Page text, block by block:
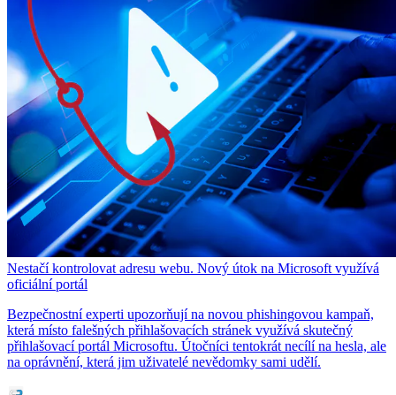
Nestačí kontrolovat adresu webu. Nový útok na Microsoft využívá
oficiální portál
Bezpečnostní experti upozorňují na novou phishingovou kampaň,
která místo falešných přihlašovacích stránek využívá skutečný
přihlašovací portál Microsoftu. Útočníci tentokrát necílí na hesla, ale
na oprávnění, která jim uživatelé nevědomky sami udělí.